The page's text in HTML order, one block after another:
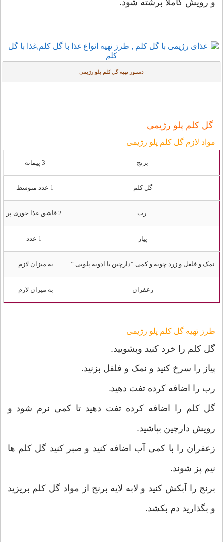
و رویش کاملا برشته شود.
دستور تهیه گل کلم پلو رژیمی
گل کلم پلو رژیمی
مواد لازم گل کلم پلو رژیمی
برنج 3 پیمانه
گل کلم 1 عدد متوسط
رب
پیاز
نمک و فلفل و زرد چوبه و کمی “دارچین یا ادویه پلویی ” به میزان لازم
زعفران به میزان لازم
طرز تهیه گل کلم پلو رژیمی
گل کلم را خرد کنید وبشویید.
پیاز را سرخ کنید و نمک و فلفل بزنید.
رب را اضافه کرده تفت دهید.
گل کلم را اضافه کرده تفت دهید تا کمی نرم شود و
رویش دارچین بپاشید.
زعفران را با کمی آب اضافه کنید و صبر کنید گل کلم ها
نیم پز شوند.
برنج را آبکش کنید و لابه لایه برنج از مواد گل کلم بریزید
و بگذارید دم بکشد.